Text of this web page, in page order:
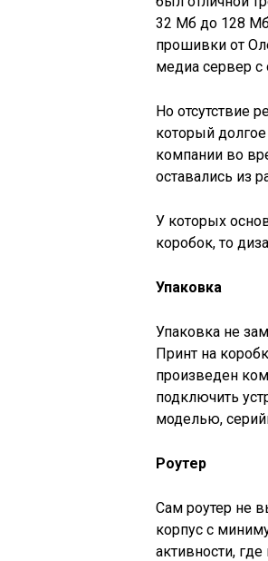
32 Мб до 128 Мб,
прошивки от
медиа сервер
Но отсутствие
который
компании во
оставались из
У которых
коробок, то
Упаковка
Упаковка не
Принт на
произведен
подключить
моделью,
Роутер
Сам роутер не
корпус с
активности,